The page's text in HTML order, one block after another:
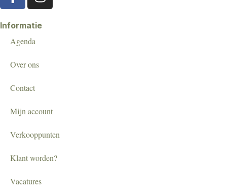
Informatie
Agenda
Over ons
Contact
Mijn account
Verkooppunten
Klant worden?
Vacatures